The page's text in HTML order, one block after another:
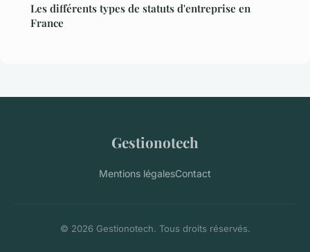
Les différents types de statuts d'entreprise en
France
Gestionotech
Mentions légalesContact
© 2026 Gestionotech. Tous droits réservés.